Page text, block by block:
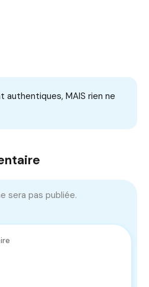
MAIS rien ne
sera pas publiée.